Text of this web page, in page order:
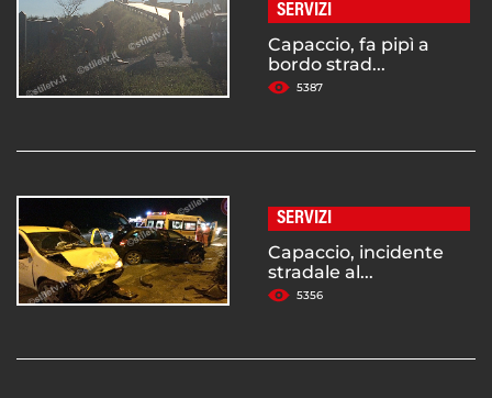
SERVIZI
Capaccio, fa pipì a
bordo strad...
5387
SERVIZI
Capaccio, incidente
stradale al...
5356